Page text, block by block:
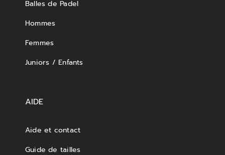
Balles de Padel
Hommes
Femmes
Juniors / Enfants
AIDE
Aide et contact
Guide de tailles